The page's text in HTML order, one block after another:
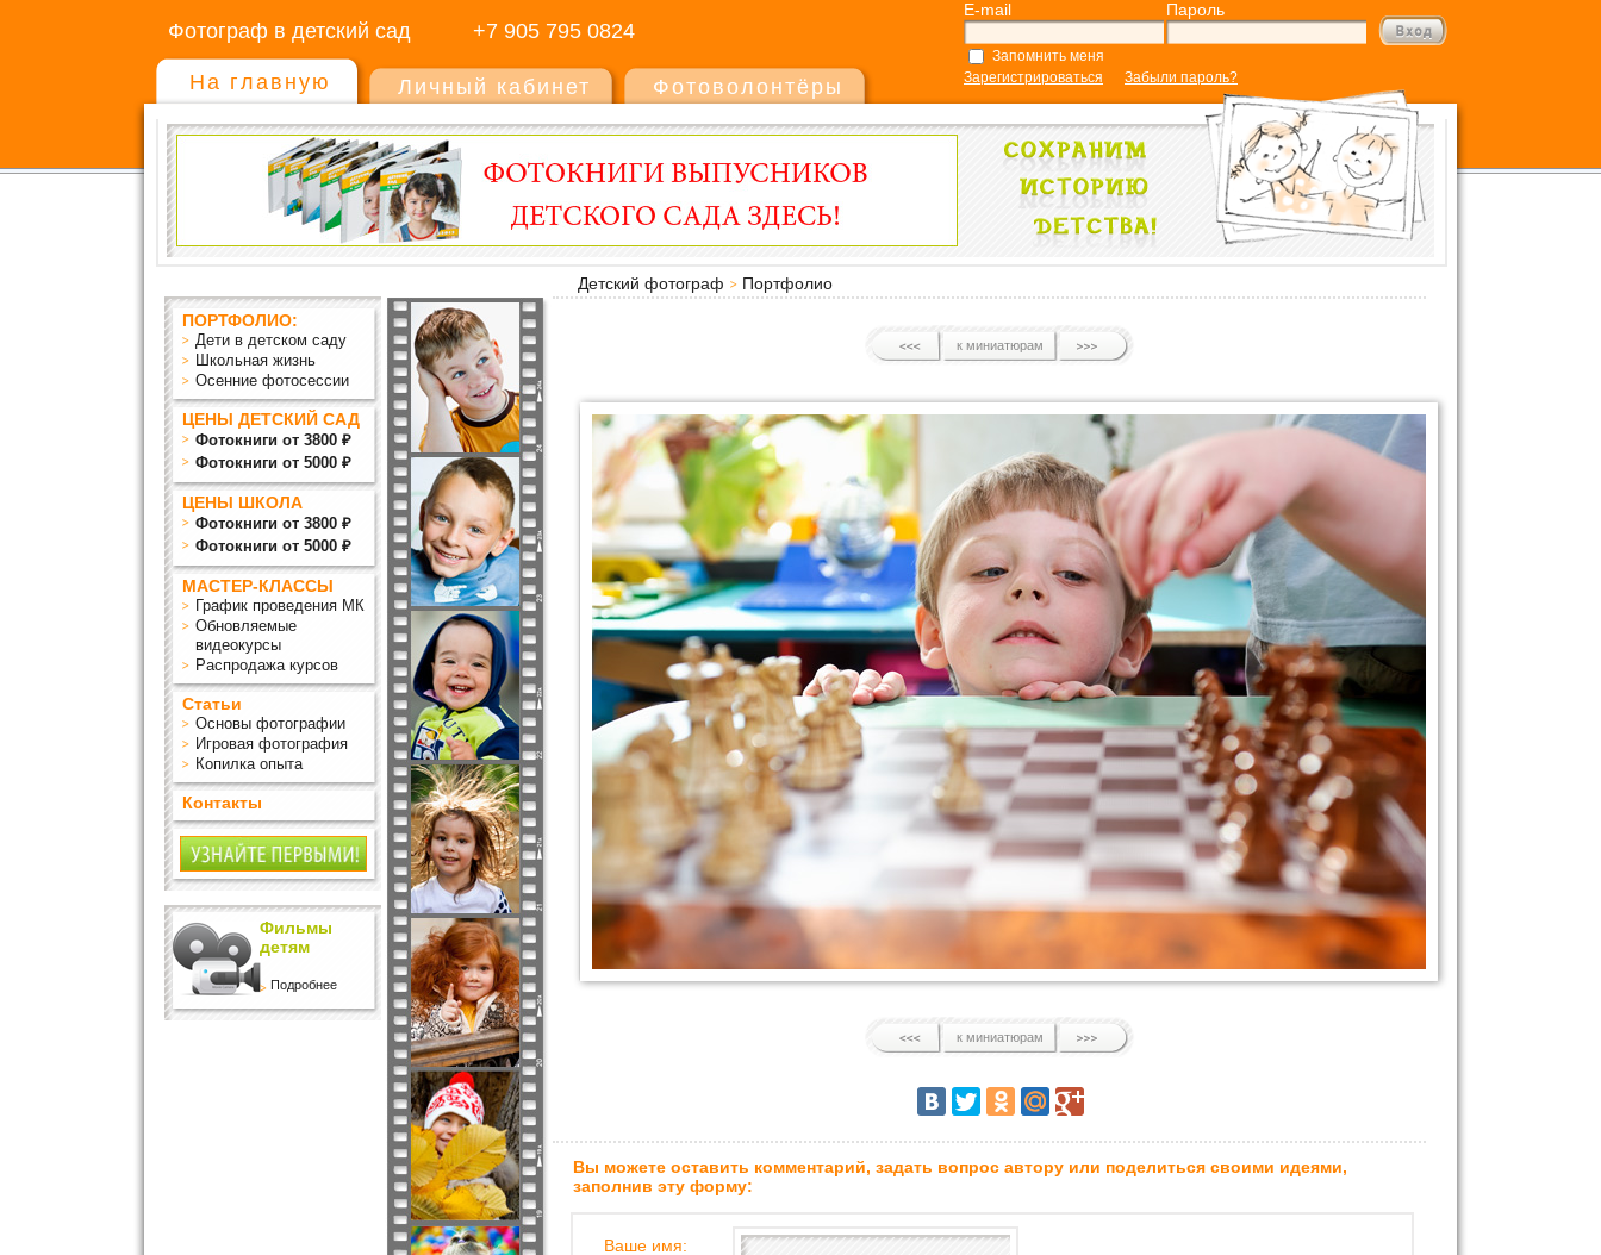
Фотограф в детский сад +7 905 795 0824
E-mail Пароль
Запомнить меня
Зарегистрироваться
Забыли пароль?
На главную Личный кабинет Фотоволонтёры
Детский фотограф
Портфолио
ПОРТФОЛИО:
Дети в детском саду
Школьная жизнь
Осенние фотосессии
ЦЕНЫ ДЕТСКИЙ САД
Фотокниги от 3800 ₽
Фотокниги от 5000 ₽
ЦЕНЫ ШКОЛА
Фотокниги от 3800 ₽
Фотокниги от 5000 ₽
МАСТЕР-КЛАССЫ
График проведения МК
Обновляемые
видеокурсы
Распродажа курсов
Статьи
Основы фотографии
Игровая фотография
Копилка опыта
Контакты
Фильмы
детям
Подробнее
к миниатюрам
к миниатюрам
Вы можете оставить комментарий, задать вопрос автору или поделиться своими идеями,
заполнив эту форму:
Ваше имя: